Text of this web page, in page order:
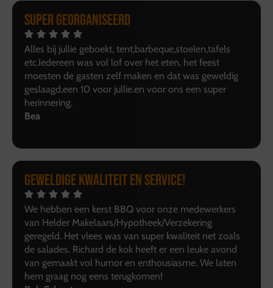
Super georganiseerd
Alles bij jullie geboekt, tent,barbeque,stoelen,tafels
etc.Iedereen was vol lof over het eten, het feest
moesten de gasten zelf maken en dat was geweldig
geslaagd,een 10 voor jullie.en voor ons een super
herinnering.
Bea
Geweldige kwaliteit en service!
We hebben een kerst BBQ voor onze medewerkers
van Helder Makelaars/Hypotheek/Verzekering
geregeld. Het vlees was van super kwaliteit net zoals
de salades. Richard de kok heeft er een leuke avond
van gemaakt vol humor en enthousiasme. We laten
hem graag nog eens terugkomen!